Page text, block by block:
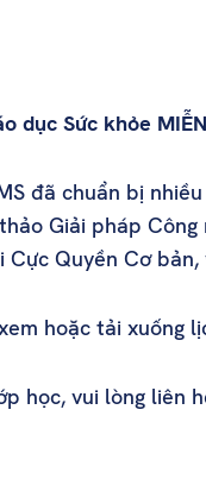
dục Sức khỏe
đã chuẩn bị
Giải pháp
Quyền Cơ bản,
hoặc tải xuống
học, vui lòng liên